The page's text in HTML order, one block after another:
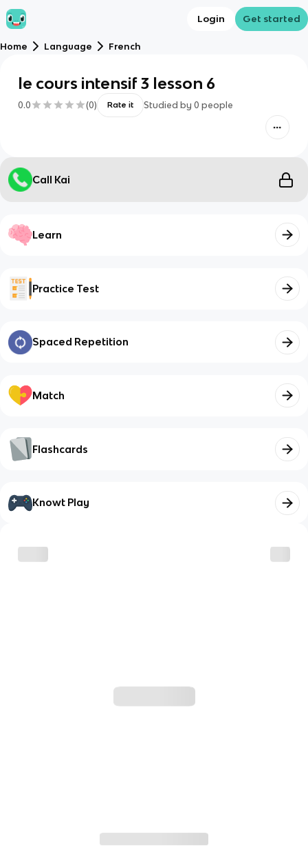
Login Get started
Home Language French
le cours intensif 3 lesson 6
0.0 (0) Rate it Studied by 0 people
Call Kai
Learn
Practice Test
Spaced Repetition
Match
Flashcards
Knowt Play